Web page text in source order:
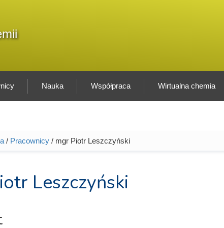
Nauka Współpraca Wirtualna chemia
/ Pracownicy/ mgr Piotr Leszczyński
Leszczyński